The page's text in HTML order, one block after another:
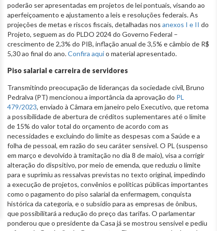
poderão ser apresentadas em projetos de lei pontuais, visando ao
aperfeiçoamento e ajustamento a leis e resoluções federais. As
projeções de metas e riscos fiscais, detalhadas nos anexos I e II do
Projeto, seguem as do PLDO 2024 do Governo Federal –
crescimento de 2,3% do PIB, inflação anual de 3,5% e câmbio de R$
5,30 ao final do ano.Confira aquio material apresentado.
Piso salarial e carreira de servidores
Transmitindo preocupação de lideranças da sociedade civil, Bruno
Pedralva (PT) mencionou a importância da aprovação do PL
479/2023, enviado à Câmara em janeiro pelo Executivo, que retoma
a possibilidade de abertura de créditos suplementares até o limite
de 15% do valor total do orçamento de acordo com as
necessidades e excluindo do limite as despesas com a Saúde e a
folha de pessoal, em razão do seu caráter sensível. O PL (suspenso
em março e devolvido à tramitação no dia 8 de maio), visa a corrigir
alteração do dispsitivo, por meio de emenda, que reduziu o limite
para e suprimiu as ressalvas previstas no texto original, impedindo
a execução de projetos, convênios e políticas públicas importantes
como o pagamento do piso salarial da enfermagem, conquista
histórica da categoria, e o subsídio para as empresas de ônibus,
que possibilitará a redução do preço das tarifas. O parlamentar
ponderou que o presidente da Casa já se mostrou sensível e pediu